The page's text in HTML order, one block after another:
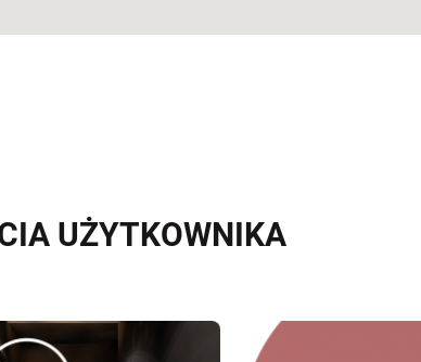
UŻYTKOWNIKA